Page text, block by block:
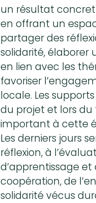
un résultat concret
en offrant un
partager des
solidarité, élaborer
en lien avec les
favoriser
locale. Les
du projet et lors
important à cette
Les derniers jours
réflexion, à
d’apprentissage
coopération, de
solidarité vécus